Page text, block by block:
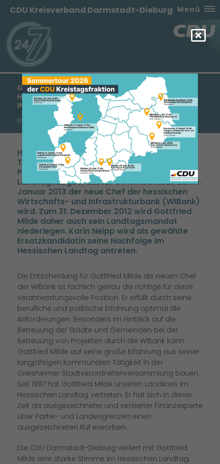
CDU Kreisverband Darmstadt-Dieburg Menü
GOTTFRIED MILDE WIRD NEUER CHEF DER
HESSISCHEN WIRTSCHAFTS- UND
INFRASTRUKTURBANK (WIBANK)
Erklärung des CDU-Kreisvorsitzenden Manfred Pentz MdL
Heute hat der Hessische Finanzminister Dr.
Thomas Schäfer mitgeteilt, dass unser
Parteifreund und langjähriger
Landtagsabgeordneter Gottfried Milde zum 1.
Januar 2013 der neue Chef der hessischen
Wirtschafts- und Infrastrukturbank (WIBank)
wird. Zum 31. Dezember 2012 wird Gottfried
Milde daher auch sein Landtagsmandat
niederlegen. Karin Neipp wird als gewählte
Ersatzkandidatin seine Nachfolge im
Hessischen Landtag antreten.
Die Entscheidung für Gottfried Milde als neuen Chef
der WIBank ist fachlich genau die richtige für diese
verantwortungsvolle Position. Er erfüllt durch seine
berufliche und politische Erfahrung optimal die
Anforderungen. Besonders im Hinblick auf die
Betreuung der Städte und Gemeinden bei der
Betreuung von Projekten durch die WIBank kann
Gottfried Milde auf seine große Erfahrung aus seiner
langjährigen kommunalen Tätigkeit in der
Griesheimer Stadtverordnetenversammlung bauen.
Seit 1997 hat Gottfried Milde unseren Landkreis im
Hessischen Landtag vertreten. Er hat sich in dieser
Zeit als ausgezeichneter und versierter Finanzexperte
über Partei- und Landesgrenzen einen
ausgezeichneten Ruf erworben.
Die CDU Darmstadt-Dieburg verliert mit Gottfried
Milde eine starke Stimme im Hessischen Landtag,